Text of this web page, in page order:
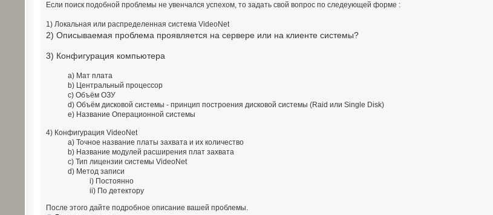
Если поиск подобной проблемы не увенчался успехом, то задать свой вопрос по следеующей форме :
1) Локальная или распределенная система VideoNet
2) Описываемая проблема проявляется на сервере или на клиенте системы?
3) Конфигурация компьютера
a) Мат плата
b) Центральный процессор
c) Объём ОЗУ
d) Объём дисковой системы - принцип построения дисковой системы (Raid или Single Disk)
e) Название Операционной системы
4) Конфигурация VideoNet
a) Точное название платы захвата и их количество
b) Название модулей расширения плат захвата
c) Тип лицензии системы VideoNet
d) Метод записи
i) Постоянно
ii) По детектору
После этого дайте подробное описание вашей проблемы.